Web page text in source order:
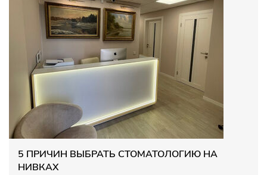
5 ПРИЧИН ВЫБРАТЬ СТОМАТОЛОГИЮ НА
НИВКАХ